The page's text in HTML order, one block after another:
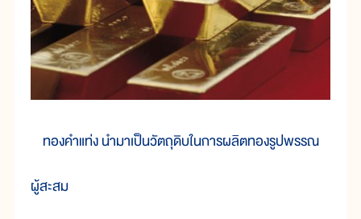
ทองคำแท่ง นำมาเป็นวัตถุดิบในการผลิตทองรูปพรรณ
ผู้สะสม